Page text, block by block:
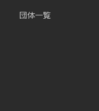
団体一覧